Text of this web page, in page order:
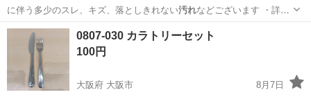
に伴う多少のスレ、キズ、落としきれない汚れなどございます ・詳細
は現地でご確認…
大阪 大阪市
0807-030 カラトリーセット
100円
大阪府 大阪市
8月7日